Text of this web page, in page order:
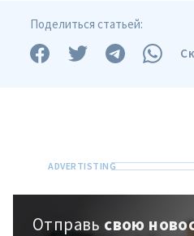
Отправить
информацию
Поделиться статьей:
Отправь свою